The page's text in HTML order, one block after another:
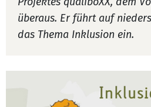
überaus. Er führt auf
das Thema Inklusion ein.